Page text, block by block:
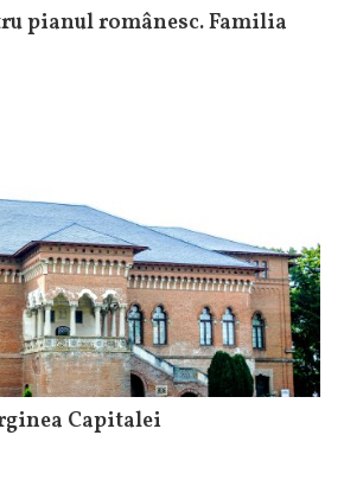
pianul românesc. Familia
Capitalei